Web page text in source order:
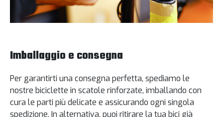
Imballaggio e consegna
Per garantirti una consegna perfetta, spediamo le
nostre biciclette in scatole rinforzate, imballando con
cura le parti più delicate e assicurando ogni singola
spedizione. In alternativa, puoi ritirare la tua bici già